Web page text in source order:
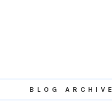
BLOG ARCHIVE